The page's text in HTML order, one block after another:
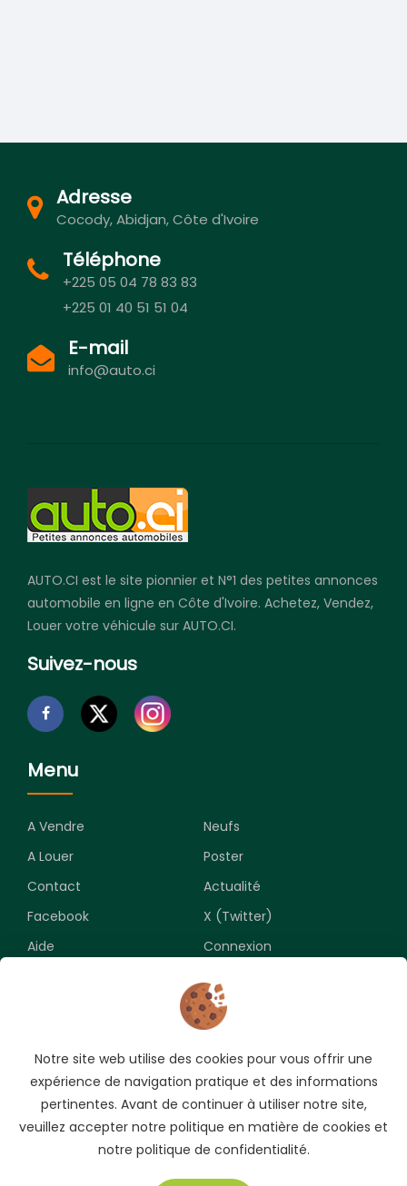
Adresse
Cocody, Abidjan, Côte d'Ivoire
Téléphone
+225 05 04 78 83 83
+225 01 40 51 51 04
E-mail
info@auto.ci
AUTO.CI est le site pionnier et N°1 des petites annonces
automobile en ligne en Côte d'Ivoire. Achetez, Vendez,
Louer votre véhicule sur AUTO.CI.
Suivez-nous
Menu
A Vendre
Neufs
A Louer
Poster
Contact
Actualité
Facebook
X (Twitter)
Aide
Connexion
Souscrivez pour recevoir les meilleures opportunités.
Notre site web utilise des cookies pour vous offrir une
expérience de navigation pratique et des informations
pertinentes. Avant de continuer à utiliser notre site,
veuillez accepter notre politique en matière de cookies et
notre politique de confidentialité.